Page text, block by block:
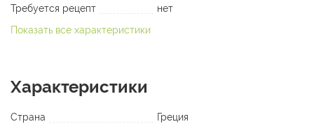
Требуется рецепт
нет
Показать все характеристики
Характеристики
Страна
Греция